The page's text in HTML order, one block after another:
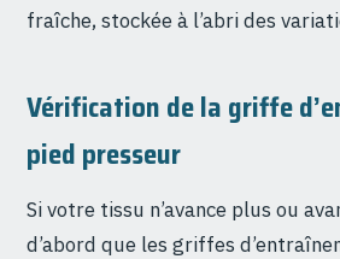
fraîche, stockée à l’abri des
Vérification de la griffe
pied presseur
Si votre tissu n’avance plus ou
d’abord que les griffes